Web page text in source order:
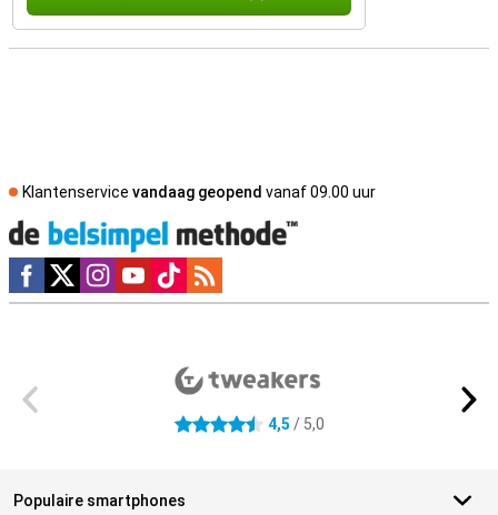
Klantenservice vandaag geopend vanaf 09.00 uur
Social media
4.5 sterren 4,5 / 5,0
Populaire smartphones